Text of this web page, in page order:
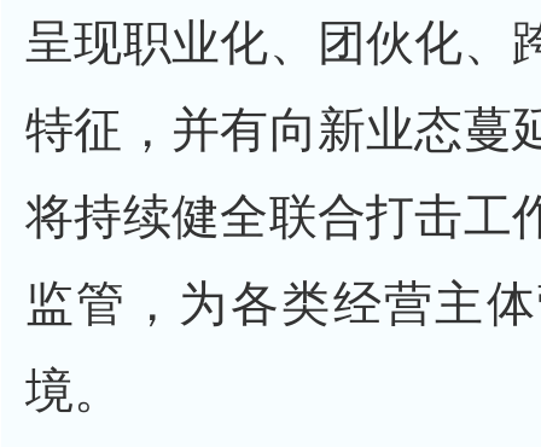
呈现职业化、团伙化、
特征，并有向新业态蔓
将持续健全联合打击工
监管，为各类经营主
境。